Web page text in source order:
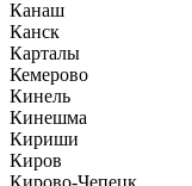
Канаш
Канск
Карталы
Кемерово
Кинель
Кинешма
Кириши
Киров
Кирово-Чепецк